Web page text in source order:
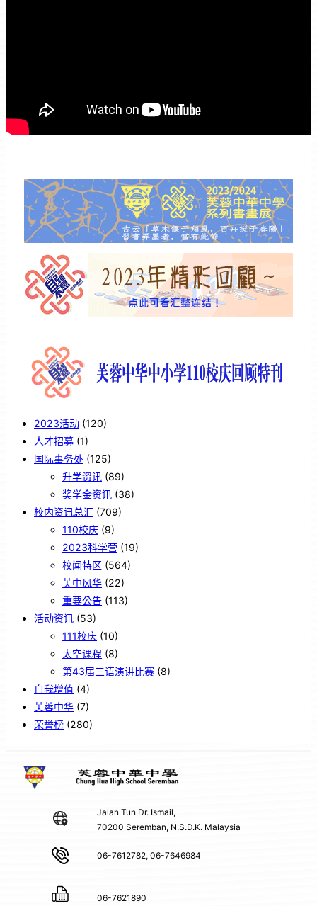
2023活动 (120)
人才招募 (1)
国际事务处 (125)
升学资讯 (89)
奖学金资讯 (38)
校内资讯总汇 (709)
110校庆 (9)
2023科学营 (19)
校闻特区 (564)
芙中风华 (22)
重要公告 (113)
活动资讯 (53)
111校庆 (10)
太空课程 (8)
第43届三语演讲比赛 (8)
自我增值 (4)
芙蓉中华 (7)
荣誉榜 (280)
Jalan Tun Dr. Ismail,
70200 Seremban, N.S.D.K. Malaysia
06-7612782, 06-7646984
06-7621890